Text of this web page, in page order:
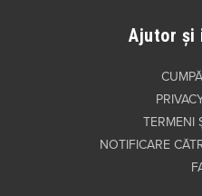
Ajutor și
TERMENI
NOTIFICARE